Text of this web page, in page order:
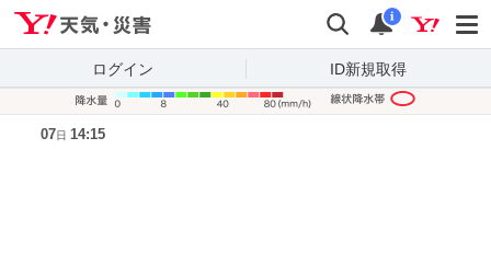
検索 通知
i
ログイン ID新規取得
07日 14:15